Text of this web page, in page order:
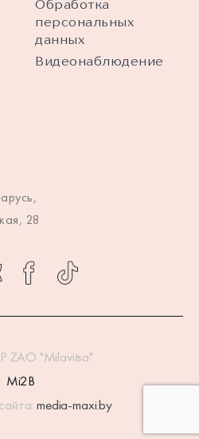
Обработка
персональных
данных
Видеонаблюдение
28
ZAO "Milavitsa"
Mi2B
media-maxi.by